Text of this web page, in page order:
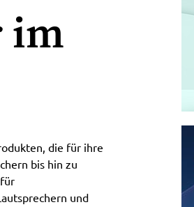
im
die für ihre
bis hin zu
und